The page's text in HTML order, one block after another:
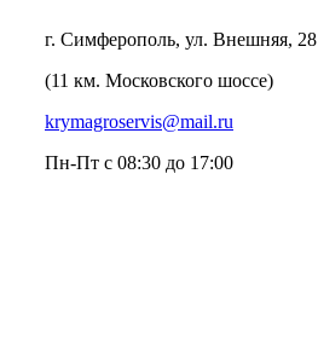
г. Симферополь, ул. Внешняя, 28
(11 км. Московского шоссе)
krymagroservis@mail.ru
Пн-Пт с 08:30 до 17:00